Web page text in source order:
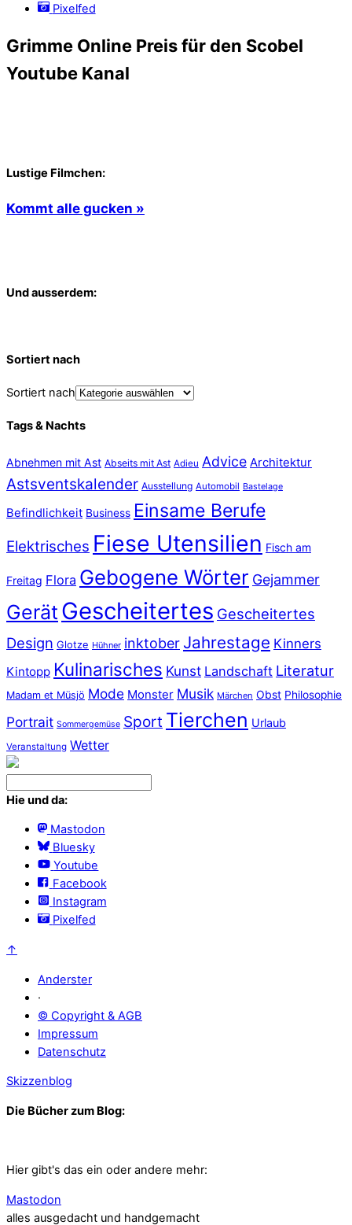
Pixelfed
Grimme Online Preis für den Scobel
Youtube Kanal
Lustige Filmchen:
Kommt alle gucken »
Und ausserdem:
Sortiert nach
Sortiert nach
Tags & Nachts
Abnehmen mit Ast Abseits mit Ast Adieu Advice Architektur
Astsventskalender Ausstellung Automobil Bastelage
Befindlichkeit Business Einsame Berufe
Elektrisches Fiese Utensilien Fisch am
Freitag Flora Gebogene Wörter Gejammer
Gerät Gescheitertes Gescheitertes
Design Glotze Hühner inktober Jahrestage Kinners
Kintopp Kulinarisches Kunst Landschaft Literatur
Madam et Müsjö Mode Monster Musik Märchen Obst Philosophie
Portrait Sommergemüse Sport Tierchen Urlaub
Veranstaltung Wetter
Hie und da:
Mastodon
Bluesky
Youtube
Facebook
Instagram
Pixelfed
↑
Anderster
·
© Copyright & AGB
Impressum
Datenschutz
Skizzenblog
Die Bücher zum Blog:
Hier gibt's das ein oder andere mehr:
Mastodon
alles ausgedacht und handgemacht